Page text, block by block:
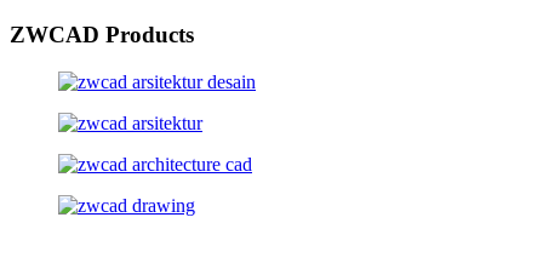
ZWCAD Products